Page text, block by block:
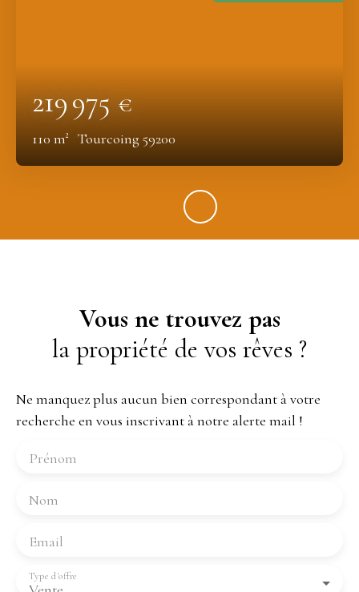
219 975€
110 m² Tourcoing 59200
Vous ne trouvez pas
la propriété de vos rêves ?
Ne manquez plus aucun bien correspondant à votre
recherche en vous inscrivant à notre alerte mail !
Prénom
Nom
Email
Type d'offre